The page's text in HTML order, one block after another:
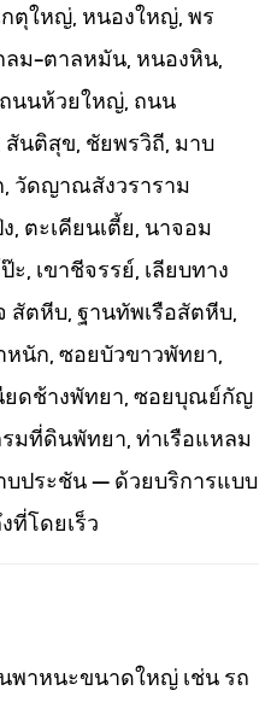
ตุใหญ่, หนองใหญ่, พร
ลม-ตาลหมัน, หนองหิน,
นนห้วยใหญ่, ถนน
สันติสุข, ชัยพรวิถี, มาบ
วัดญาณสังวราราม
, ตะเคียนเตี้ย, นาจอม
, เขาชีจรรย์, เลียบทาง
สัตหีบ, ฐานทัพเรือสัตหีบ,
หนัก, ซอยบัวขาวพัทยา,
ยดช้างพัทยา, ซอยบุณย์กัญ
มที่ดินพัทยา, ท่าเรือแหลม
บประชัน — ด้วยบริการแบบ
ที่โดยเร็ว
พาหนะขนาดใหญ่ เช่น รถ